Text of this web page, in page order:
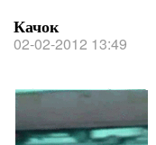
Качок
02-02-2012 13:49